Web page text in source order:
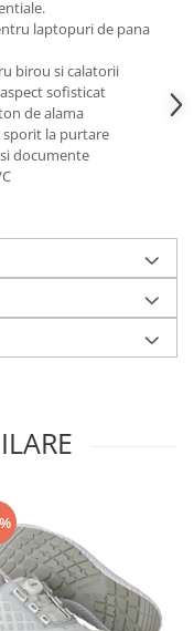
laptopuri de pana
birou si calatorii
sofisticat
de alama
la purtare
documente